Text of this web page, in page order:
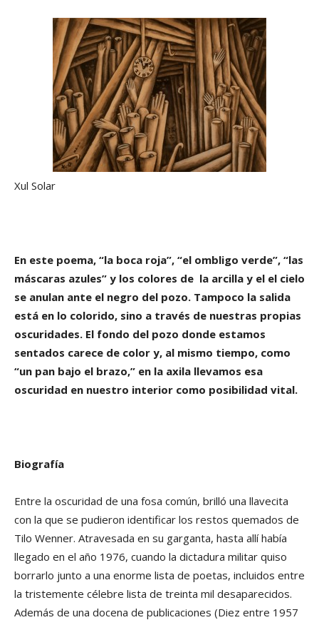
Xul Solar
En este poema, “la boca roja”, “el ombligo verde”, “las
máscaras azules” y los colores de la arcilla y el el cielo
se anulan ante el negro del pozo. Tampoco la salida
está en lo colorido, sino a través de nuestras propias
oscuridades. El fondo del pozo donde estamos
sentados carece de color y, al mismo tiempo, como
“un pan bajo el brazo,” en la axila llevamos esa
oscuridad en nuestro interior como posibilidad vital.
Biografía
Entre la oscuridad de una fosa común, brilló una llavecita
con la que se pudieron identificar los restos quemados de
Tilo Wenner. Atravesada en su garganta, hasta allí había
llegado en el año 1976, cuando la dictadura militar quiso
borrarlo junto a una enorme lista de poetas, incluidos entre
la tristemente célebre lista de treinta mil desaparecidos.
Además de una docena de publicaciones (Diez entre 1957